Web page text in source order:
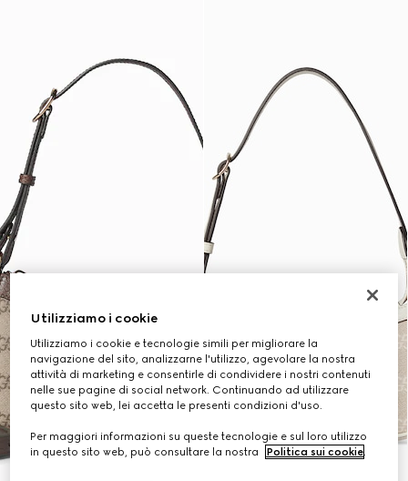
Utilizziamo i cookie
Utilizziamo i cookie e tecnologie simili per migliorare la
navigazione del sito, analizzarne l'utilizzo, agevolare la nostra
attività di marketing e consentirle di condividere i nostri contenuti
nelle sue pagine di social network. Continuando ad utilizzare
questo sito web, lei accetta le presenti condizioni d'uso.
Per maggiori informazioni su queste tecnologie e sul loro utilizzo
in questo sito web, può consultare la nostra
Politica sui cookie.